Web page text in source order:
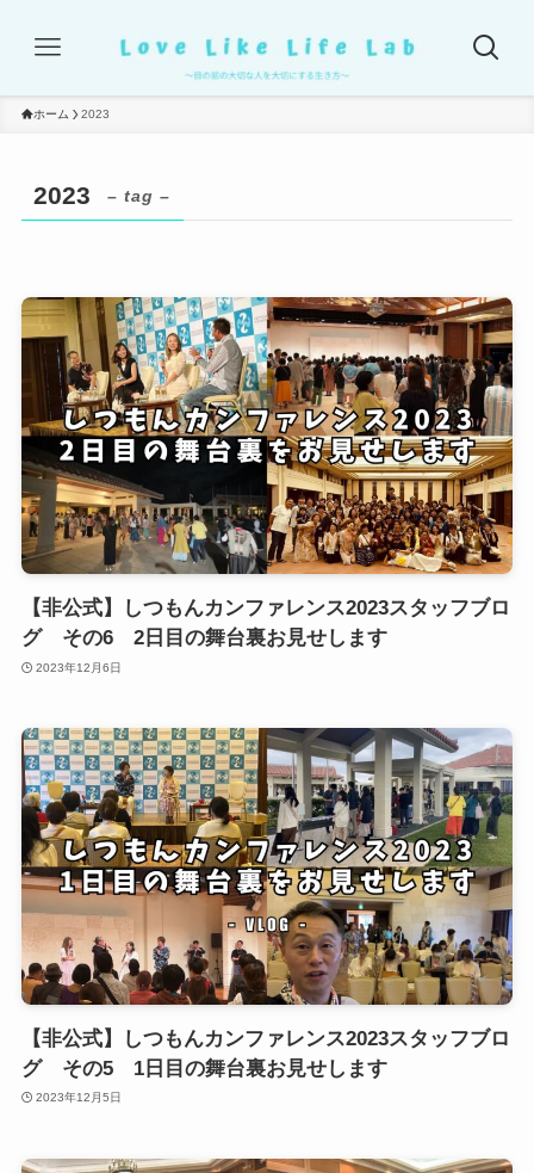
ホーム 2023
2023 – tag –
【非公式】しつもんカンファレンス2023スタッフブロ
グ その6 2日目の舞台裏お見せします
2023年12月6日
【非公式】しつもんカンファレンス2023スタッフブロ
グ その5 1日目の舞台裏お見せします
2023年12月5日